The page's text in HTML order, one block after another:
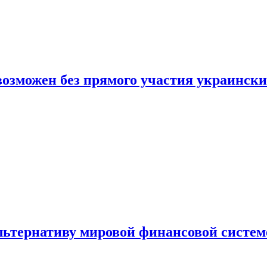
без прямого участия
мировой финансовой